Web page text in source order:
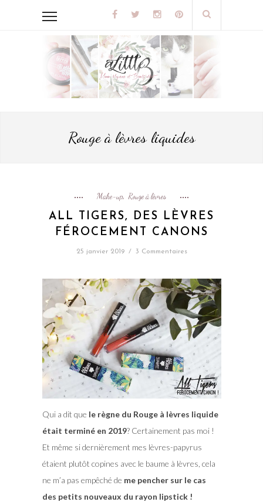
Rouge à lèvres liquides
Make-up, Rouge à lèvres
ALL TIGERS, DES LÈVRES
FÉROCEMENT CANONS
25 janvier 2019 / 3 Commentaires
Qui a dit que le règne du Rouge à lèvres liquide
était terminé en 2019? Certainement pas moi !
Et même si dernièrement mes lèvres-papyrus
étaient plutôt copines avec le baume à lèvres, cela
ne m’a pas empêché de me pencher sur le cas
des petits nouveaux du rayon lipstick !